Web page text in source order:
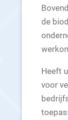
de
Heeft
voor